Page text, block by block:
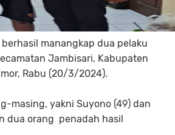
manangkap dua pelaku
Jambisari, Kabupaten
Rabu (20/3/2024).
masing, yakni Suyono (49) dan
dua orang penadah hasil